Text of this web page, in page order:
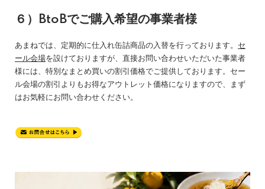
６）BtoBでご購入希望の事業者様
あまねでは、定期的に仕入れ缶詰商品の入替を行っております。 セ
ール会場を設けておりますが、直接お問い合わせいただいた事業者
様には、特別なまとめ買いの割引価格でご提供しております。セー
ル会場の割引よりもお得なアウトレット価格になりますので、まず
はお気軽にお問い合わせください。